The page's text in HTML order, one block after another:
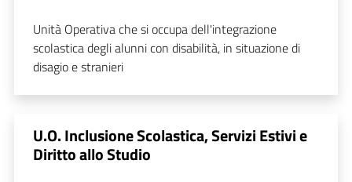
Unità Operativa che si occupa dell'integrazione
scolastica degli alunni con disabilità, in situazione di
disagio e stranieri
U.O. Inclusione Scolastica, Servizi Estivi e
Diritto allo Studio